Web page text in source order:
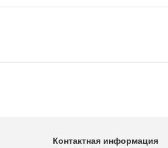
Контактная информация